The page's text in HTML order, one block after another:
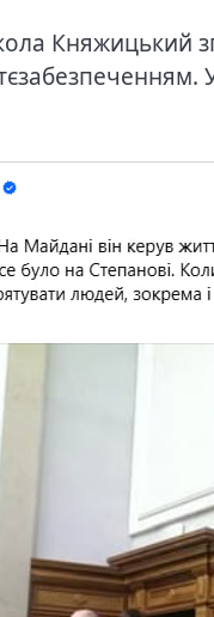
Княжицький